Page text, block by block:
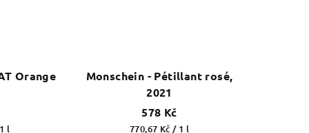
Orange
l
Monschein - Pétillant rosé,
2021
578 Kč
Měrná
770,67 Kč / 1 l